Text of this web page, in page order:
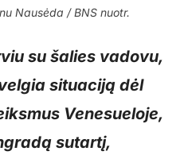
Nausėda / BNS nuotr.
su šalies vadovu,
situaciją dėl
Venesueloje,
sutartį,